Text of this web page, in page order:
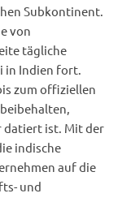
Subkontinent.
von
tägliche
in Indien fort.
zum offiziellen
datiert ist. Mit der
indische
auf die
und